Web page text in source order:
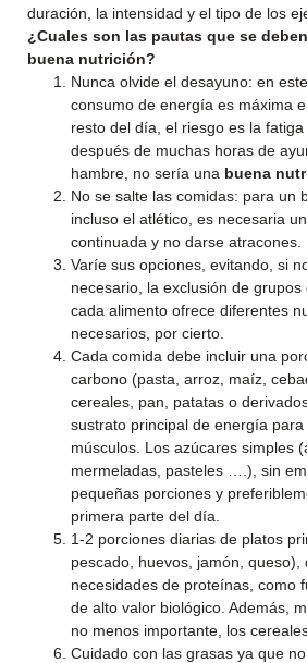
duración, la intensidad y el tipo de los
¿Cuales son las pautas que se
buena nutrición?
Nunca olvide el desayuno: en
consumo de energía es máxima
resto del día, el riesgo es la
después de muchas horas de
hambre, no sería una buena
No se salte las comidas: para un
incluso el atlético, es necesaria
continuada y no darse atracones.
Varíe sus opciones, evitando, si
necesario, la exclusión de
cada alimento ofrece diferentes
necesarios, por cierto.
Cada comida debe incluir una
carbono (pasta, arroz, maíz,
cereales, pan, patatas o
sustrato principal de energía
músculos. Los azúcares simples
mermeladas, pasteles ….), sin
pequeñas porciones y
primera parte del día.
1-2 porciones diarias de platos
pescado, huevos, jamón, queso),
necesidades de proteínas, como
de alto valor biológico. Además,
no menos importante, los
Cuidado con las grasas ya que